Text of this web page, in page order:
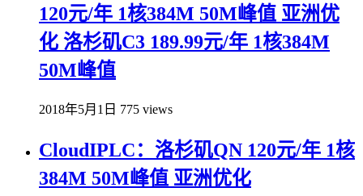
120元/年 1核384M 50M峰值 亚洲优
化 洛杉矶C3 189.99元/年 1核384M
50M峰值
2018年5月1日 775 views
CloudIPLC：洛杉矶QN 120元/年 1核
384M 50M峰值 亚洲优化